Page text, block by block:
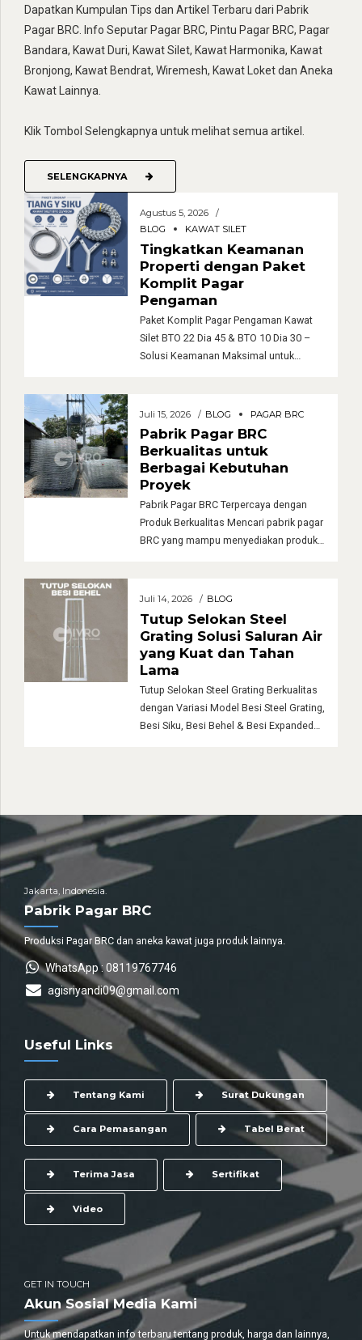
Dapatkan Kumpulan Tips dan Artikel Terbaru dari Pabrik
Pagar BRC. Info Seputar Pagar BRC, Pintu Pagar BRC, Pagar
Bandara, Kawat Duri, Kawat Silet, Kawat Harmonika, Kawat
Bronjong, Kawat Bendrat, Wiremesh, Kawat Loket dan Aneka
Kawat Lainnya.
Klik Tombol Selengkapnya untuk melihat semua artikel.
SELENGKAPNYA
Agustus 5, 2026
BLOG
KAWAT SILET
Tingkatkan Keamanan
Properti dengan Paket
Komplit Pagar
Pengaman
Paket Komplit Pagar Pengaman Kawat
Silet BTO 22 Dia 45 & BTO 10 Dia 30 –
Solusi Keamanan Maksimal untuk
melindungi aset, bangunan, maupun
area industri. Salah satu solusi yang
banyak digunakan untuk meningkatkan
sistem keamanan adalah Paket Komplit
Pagar Pengaman Kawat Silet BTO 22
Diameter […]
Juli 15, 2026 BLOG PAGAR BRC
Pabrik Pagar BRC
Berkualitas untuk
Berbagai Kebutuhan
Proyek
Pabrik Pagar BRC Terpercaya dengan
Produk Berkualitas Mencari pabrik pagar
BRC yang mampu menyediakan produk
proyek. Pagar BRC merupakan salah
satu jenis pagar baja yang telah melalui
proses galvanisasi sehingga memiliki
ketahanan terhadap karat, cuaca
ekstrem, dan penggunaan dalam jangka
waktu yang lama. Sebagai pabrik pagar
BRC, […]
Juli 14, 2026 BLOG
Tutup Selokan Steel
Grating Solusi Saluran Air
yang Kuat dan Tahan
Lama
Tutup Selokan Steel Grating Berkualitas
dengan Variasi Model Besi Steel Grating,
Besi Siku, Besi Behel & Besi Expanded
saluran air agar tetap aman dilalui
kendaraan maupun pejalan kaki
sekaligus menjaga aliran air tetap lancar.
Dibandingkan menggunakan […]
Jakarta, Indonesia.
Pabrik Pagar BRC
Produksi Pagar BRC dan aneka kawat juga produk lainnya.
WhatsApp : 08119767746
agisriyandi09@gmail.com
Useful Links
Tentang Kami Surat Dukungan
Cara Pemasangan Tabel Berat
Terima Jasa Sertifikat
Video
GET IN TOUCH
Akun Sosial Media Kami
Untuk mendapatkan info terbaru tentang produk, harga dan lainnya,